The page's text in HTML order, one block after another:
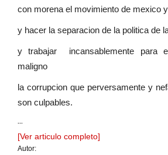
con morena el movimiento de mexico
y hacer la separacion de la politica de
y trabajar incansablemente para
maligno
la corrupcion que perversamente y
son culpables.
...
[Ver articulo completo]
Autor: